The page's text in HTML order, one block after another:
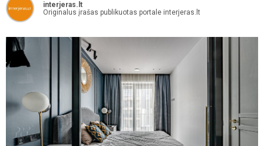
interjeras.lt
Originalus įrašas publikuotas portale interjeras.lt